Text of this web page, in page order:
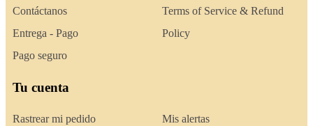
Contáctanos
Entrega - Pago
Pago seguro
Terms of Service & Refund
Policy
Tu cuenta
Rastrear mi pedido
Mis alertas